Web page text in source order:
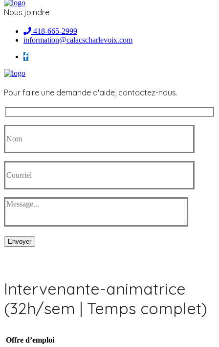
Nous joindre
418-665-2999
information@calacscharlevoix.com
Pour faire une demande d'aide, contactez-nous.
Envoyer
Intervenante-animatrice
(32h/sem | Temps complet)
Offre d’emploi